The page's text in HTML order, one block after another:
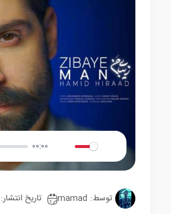
00:00
Mute Settings
توسط: mamad
تاریخ انتشار: ۲۰ بهمن ۱۴۰۱